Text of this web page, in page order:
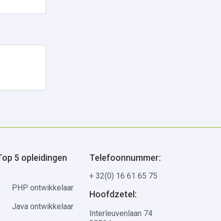
5 opleidingen
PHP ontwikkelaar
Java ontwikkelaar
Telefoonnummer:
+ 32(0) 16 61 65 75
Hoofdzetel:
Interleuvenlaan 74